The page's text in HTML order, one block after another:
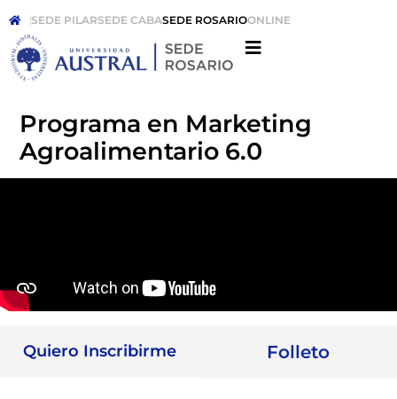
SEDE PILARSEDE CABASEDE ROSARIOONLINE
Programa en Marketing
Agroalimentario 6.0
Quiero Inscribirme Folleto